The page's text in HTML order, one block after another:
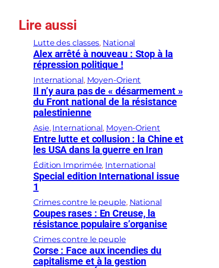
Lire aussi
Lutte des classes, National
Alex arrêté à nouveau : Stop à la
répression politique !
International , Moyen-Orient
Il n’y aura pas de « désarmement »
du Front national de la résistance
palestinienne
Asie, International , Moyen-Orient
Entre lutte et collusion : la Chine et
les USA dans la guerre en Iran
Édition Imprimée, International
Special edition International issue
1
Crimes contre le peuple, National
Coupes rases : En Creuse, la
résistance populaire s’organise
Crimes contre le peuple
Corse : Face aux incendies du
capitalisme et à la gestion